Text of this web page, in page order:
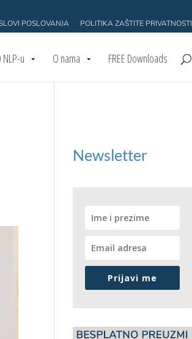
POSLOVANJA POLITIKA ZAŠTITE PRIVATNOSTI
NLP-u O nama FREE Downloads
Newsletter
Prijavi me